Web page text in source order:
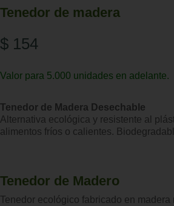
Tenedor de madera
$ 154
Valor para 5.000 unidades en adelante.
Tenedor de Madera Desechable
Alternativa ecológica y resistente al
alimentos fríos o calientes.
Tenedor de Madero
Tenedor ecológico fabricado en